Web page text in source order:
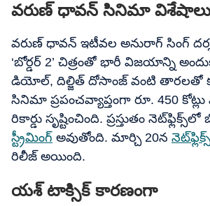
వరుణ్ ధావన్ సినిమా విశేషాలు
వరుణ్ ధావన్ ఇటీవల అనురాగ్ సింగ్
‘బోర్డర్ 2’ చిత్రంతో భారీ విజయాన్ని
డియోల్, దిల్జిత్ దోసాంజ్ వంటి తారలతో
సినిమా ప్రపంచవ్యాప్తంగా రూ. 450
రికార్డు సృష్టించింది. ప్రస్తుతం నెట్‌ఫ్లిక్స్‌లో
స్ట్రీమింగ్ అవుతోంది. మార్చి 20న నెట్‌ఫ్లిక్స్‌
రిలీజ్ అయింది.
యశ్ టాక్సిక్ కారణంగా